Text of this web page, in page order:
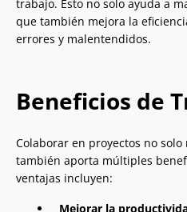
trabajo. Esto no solo ayuda a
que también mejora la
errores y malentendidos.
Beneficios de
Colaborar en proyectos no
también aporta múltiples
ventajas incluyen:
Mejorar la